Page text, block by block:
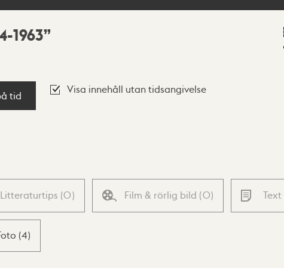
1963
tid
Visa innehåll utan tidsangivelse
Litteraturtips (0) Film & rörlig bild (0) Text
(4)